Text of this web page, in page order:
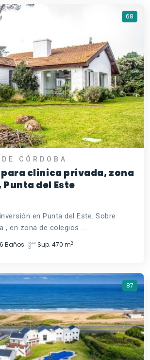
68
CÓRDOBA
para clinica privada, zona
del Este
en Punta del Este. Sobre
, en zona de colegios ...
6 Baños Sup. 470 m2
87